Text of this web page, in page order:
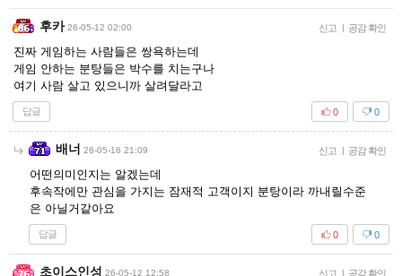
후카 26-05-12 02:00 신고 공감 확인
진짜 게임하는 사람들은 쌍욕하는데
게임 안하는 분탕들은 박수를 치는구나
여기 사람 살고 있으니까 살려달라고
답글 0
0
배너 26-05-16 21:09 신고 공감 확인
어떤의미인지는 알겠는데
후속작에만 관심을 가지는 잠재적 고객이지 분탕이라 까내릴수준
은 아닐거같아요
답글 0
0
초이스인성 26-05-12 12:58 신고 공감 확인